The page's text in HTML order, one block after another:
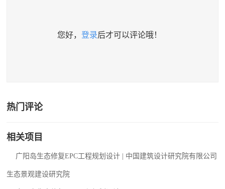
您好， 登录后才可以评论哦！
热门评论
相关项目
广阳岛生态修复EPC工程规划设计 | 中国建筑设计研究院有限公司
生态景观建设研究院